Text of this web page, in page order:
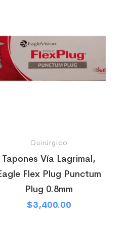
Quirúrgico
Tapones Vía Lagrimal,
Flex Plug Punctum
Plug 0.8mm
$3,400.00